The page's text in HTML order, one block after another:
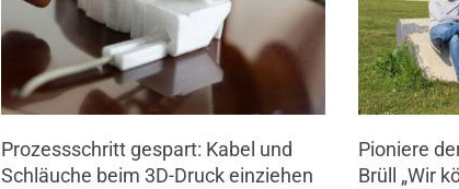
Prozessschritt gespart: Kabel und
Schläuche beim 3D-Druck einziehen
Pioniere
Brüll „Wir